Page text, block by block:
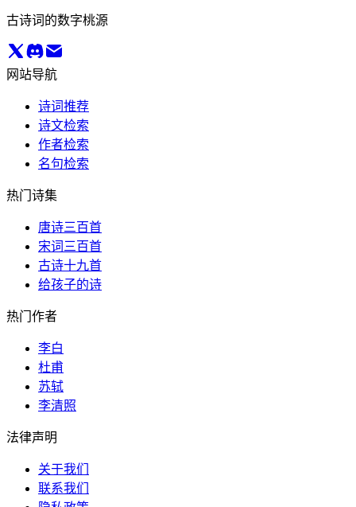
古诗词的数字桃源
网站导航
诗词推荐
诗文检索
作者检索
名句检索
热门诗集
唐诗三百首
宋词三百首
古诗十九首
给孩子的诗
热门作者
李白
杜甫
苏轼
李清照
法律声明
关于我们
联系我们